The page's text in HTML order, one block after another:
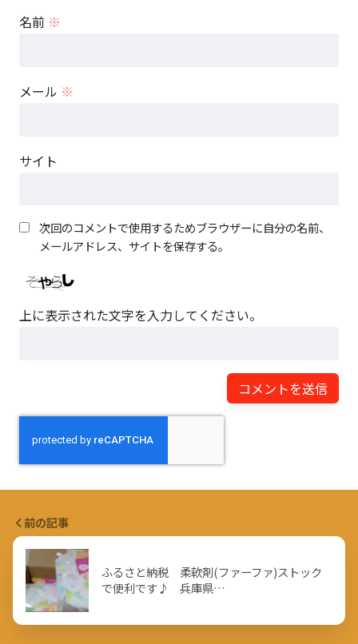
名前 ※
メール ※
サイト
次回のコメントで使用するためブラウザーに自分の名前、
メールアドレス、サイトを保存する。
上に表示された文字を入力してください。
前の記事
ふるさと納税 柔軟剤(ファーファ)ストック
で便利です♪ 兵庫県…